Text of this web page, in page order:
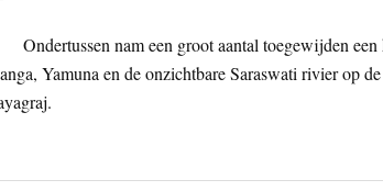
Ondertussen nam een groot aantal toegewijden
Yamuna en de onzichtbare Saraswati rivier op